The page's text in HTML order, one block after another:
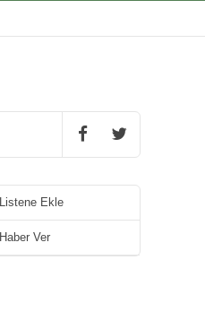
Listene Ekle
Haber Ver